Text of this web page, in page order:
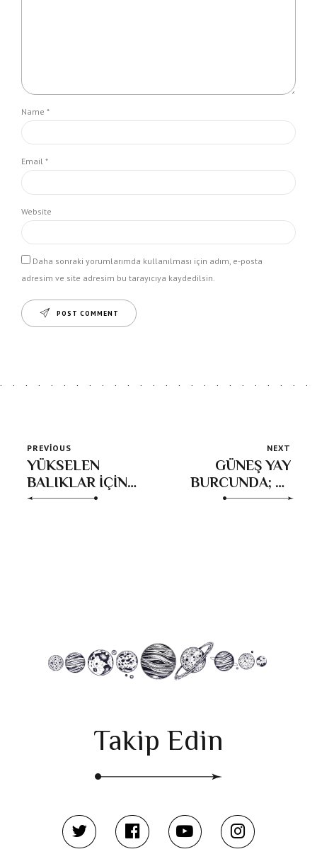
Name *
Email *
Website
Daha sonraki yorumlarımda kullanılması için adım, e-posta
adresim ve site adresim bu tarayıcıya kaydedilsin.
POST COMMENT
PREVIOUS
YÜKSELEN
BALIKLAR İÇİN
2026 YILI
NEXT
GÜNEŞ YAY
BURCUNDA; 22
Kasım-21 Aralık
Takip Edin